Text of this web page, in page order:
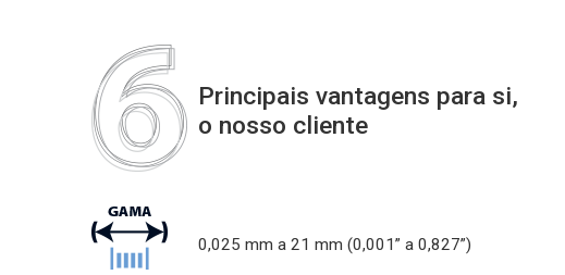
Principais vantagens para si,
o nosso cliente
0,025 mm a 21 mm (0,001” a 0,827”)